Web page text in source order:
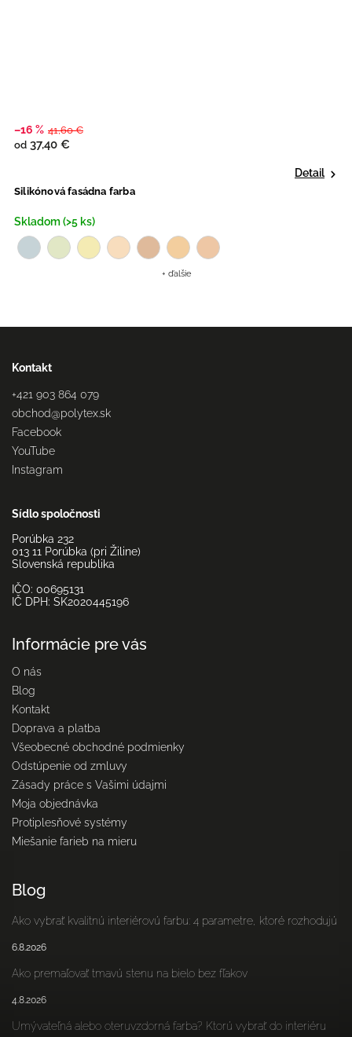
Silikónová fasádna farba
Skladom (>5 ks)
–16 % 41,60 €
od 37,40 €
Detail
+ ďalšie
Kontakt
+421 903 864 079
obchod@polytex.sk
Facebook
YouTube
Instagram
Sídlo spoločnosti
Porúbka 232
013 11 Porúbka (pri Žiline)
Slovenská republika
IČO: 00695131
IČ DPH: SK2020445196
Informácie pre vás
O nás
Blog
Kontakt
Doprava a platba
Všeobecné obchodné podmienky
Odstúpenie od zmluvy
Zásady práce s Vašimi údajmi
Moja objednávka
Protiplesňové systémy
Miešanie farieb na mieru
Blog
Ako vybrať kvalitnú interiérovú farbu: 4 parametre, ktoré rozhodujú
6.8.2026
Ako premaľovať tmavú stenu na bielo bez fľakov
4.8.2026
Umývateľná alebo oteruvzdorná farba? Ktorú vybrať do interiéru